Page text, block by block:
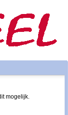
mogelijk.